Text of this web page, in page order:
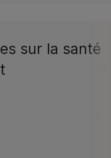
sur la santé